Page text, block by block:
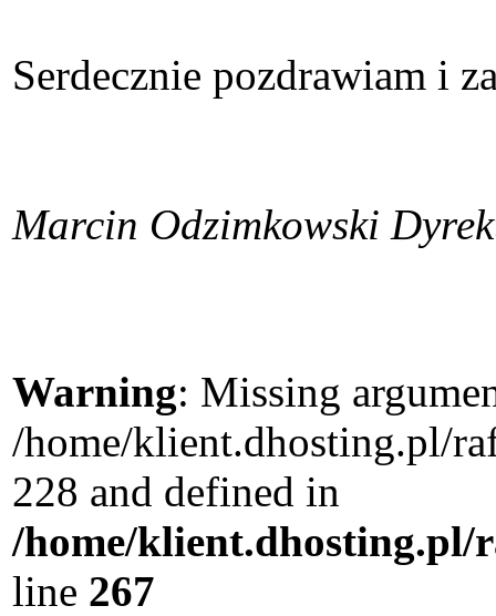
Serdecznie pozdrawiam i
Marcin Odzimkowski
Warning: Missing
/home/klient.dhosting.pl/
228 and defined in
/home/klient.dhosting.pl/
line 267